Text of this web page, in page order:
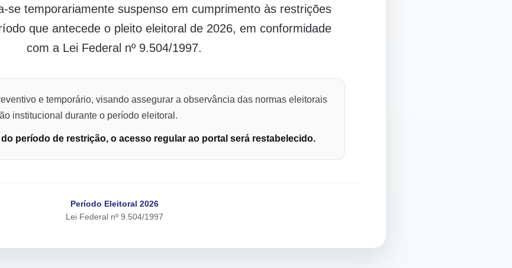
se temporariamente suspenso em cumprimento às restrições
que antecede o pleito eleitoral de 2026, em conformidade
com a Lei Federal nº 9.504/1997.
e temporário, visando assegurar a observância das normas eleitorais
institucional durante o período eleitoral.
período de restrição, o acesso regular ao portal será restabelecido.
Período Eleitoral 2026
Lei Federal nº 9.504/1997